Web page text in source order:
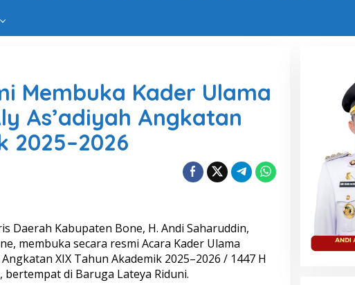
Membuka Kader Ulama
As’adiyah Angkatan
2025–2026
Daerah Kabupaten Bone, H. Andi Saharuddin,
membuka secara resmi Acara Kader Ulama
XIX Tahun Akademik 2025–2026 / 1447 H
bertempat di Baruga Lateya Riduni.